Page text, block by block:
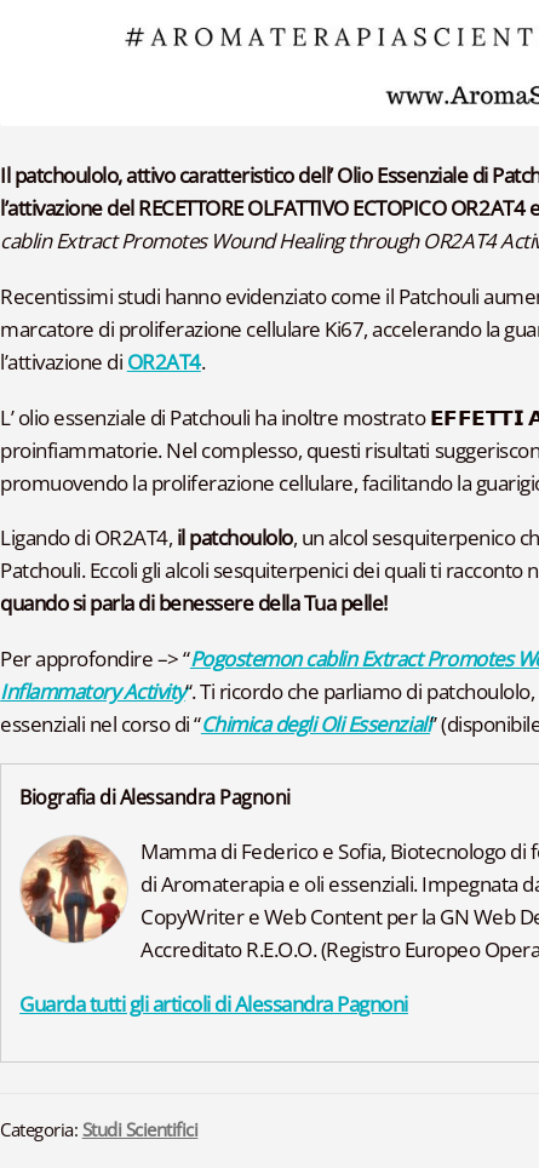
Il patchoulolo, attivo caratteristico dell’Olio Essenziale di
l’attivazione del RECETTORE OLFATTIVO ECTOPICO
cablin Extract Promotes Wound Healing through OR2AT4
Recentissimi studi hanno evidenziato come il Patchouli
marcatore di proliferazione cellulare Ki67, accelerando la
l’attivazione di OR2AT4.
L’ olio essenziale di Patchouli ha inoltre mostrato
proinfiammatorie. Nel complesso, questi risultati
promuovendo la proliferazione cellulare, facilitando la
Ligando di OR2AT4, ilpatchoulolo, un alcol sesquiterpenico
Patchouli. Eccoli gli alcoli sesquiterpenici dei quali ti racconto
quando si parla di benessere della Tua pelle!
Per approfondire –> “Pogostemon cablin Extract Promotes
Inflammatory Activity“. Ti ricordo che parliamo di
essenziali nel corso di “Chimica degli Oli Essenziali”
Biografia di Alessandra Pagnoni
Mamma di Federico e Sofia, Biotecnologo
di Aromaterapia e oli essenziali. Impegnata
CopyWriter e Web Content per la GN Web
Accreditato R.E.O.O. (Registro Europeo
Guarda tutti gli articoli di Alessandra Pagnoni
Categoria:Studi Scientifici